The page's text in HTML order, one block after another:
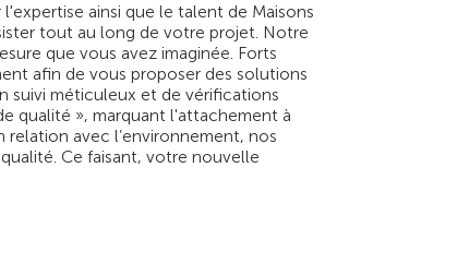
ainsi que le talent de Maisons
tout au long de votre projet. Notre
que vous avez imaginée. Forts
afin de vous proposer des solutions
suivi méticuleux et de vérifications
qualité », marquant l'attachement à
avec l’environnement, nos
Ce faisant, votre nouvelle